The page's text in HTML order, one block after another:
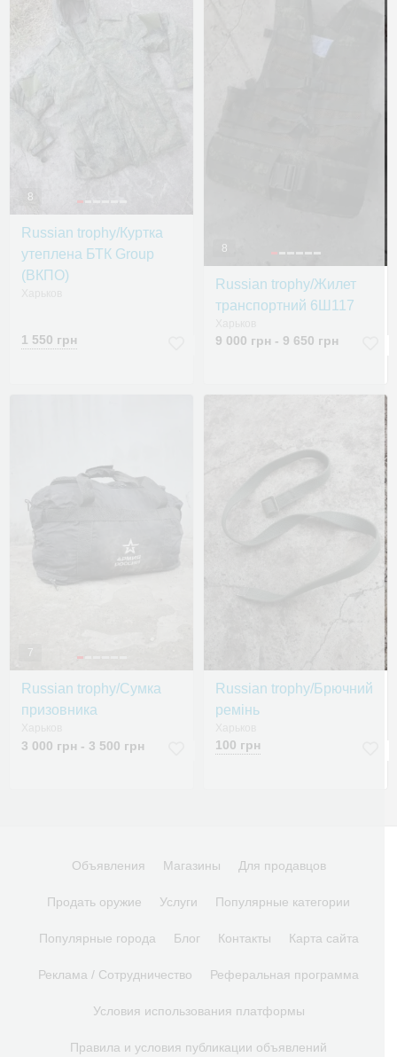
8
Russian trophy/Куртка
утеплена БТК Group
(ВКПО)
1 550 грн
8
Russian trophy/Жилет
транспортний 6Ш117
9 000 грн - 9 650 грн
7
Russian trophy/Сумка
призовника
3 000 грн - 3 500 грн
Russian trophy/Брючний
ремінь
100 грн
Объявления Магазины Для продавцов
Продать оружие Услуги Популярные категории
Популярные города Блог Контакты Карта сайта
Реклама / Сотрудничество Реферальная программа
Условия использования платформы
Правила и условия публикации объявлений